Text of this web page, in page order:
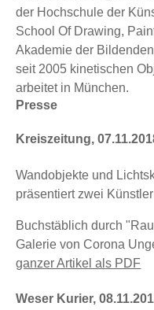
der Hochschule der
School Of Drawing,
Akademie der
seit 2005 kinetischen
arbeitet in München.
Presse
Kreiszeitung,
Wandobjekte und
präsentiert zwei Künstler
Buchstäblich durch
Galerie von Corona
ganzer Artikel als PDF
Weser Kurier,